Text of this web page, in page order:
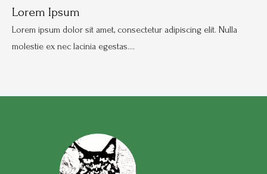
Lorem Ipsum
Lorem ipsum dolor sit amet, consectetur adipiscing elit. Nulla
molestie ex nec lacinia egestas.…